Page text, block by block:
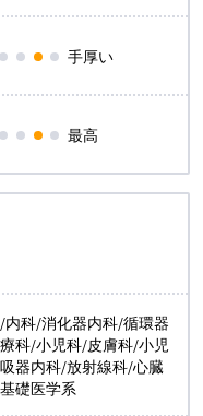
手厚い
最高
内科/消化器内科/循環器
科/小児科/皮膚科/小児
器内科/放射線科/心臓
礎医学系